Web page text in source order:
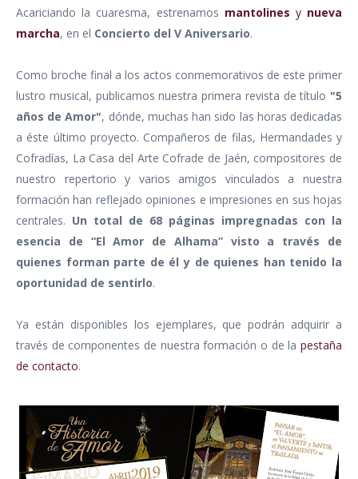
Acariciando la cuaresma, estrenamos mantolines y nueva
marcha, en el Concierto del V Aniversario.
Como broche final a los actos conmemorativos de este primer
lustro musical, publicamos nuestra primera revista de título "5
años de Amor", dónde, muchas han sido las horas dedicadas
a éste último proyecto. Compañeros de filas, Hermandades y
Cofradías, La Casa del Arte Cofrade de Jaén, compositores de
nuestro repertorio y varios amigos vinculados a nuestra
formación han reflejado opiniones e impresiones en sus hojas
centrales. Un total de 68 páginas impregnadas con la
esencia de “El Amor de Alhama” visto a través de
quienes forman parte de él y de quienes han tenido la
oportunidad de sentirlo.
Ya están disponibles los ejemplares, que podrán adquirir a
través de componentes de nuestra formación o de la pestaña
de contacto.